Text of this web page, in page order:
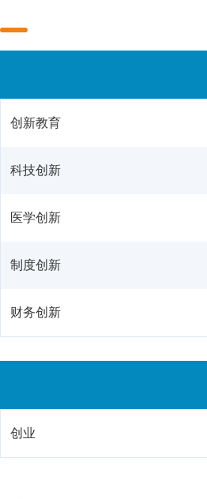
创新教育
科技创新
医学创新
制度创新
财务创新
创业